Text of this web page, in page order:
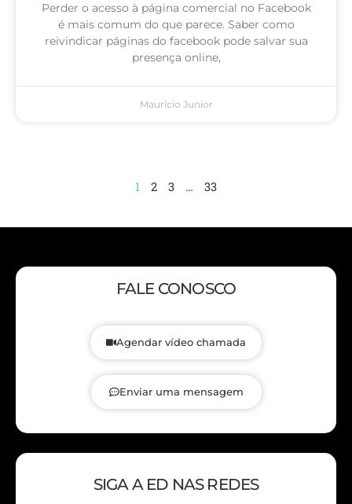
Perder o acesso à página comercial no Facebook
é mais comum do que parece. Saber como
reivindicar páginas do facebook pode salvar sua
presença online,
Mauricio Junior
1 2 3 … 33
FALE CONOSCO
Agendar vídeo chamada
Enviar uma mensagem
SIGA A ED NAS REDES